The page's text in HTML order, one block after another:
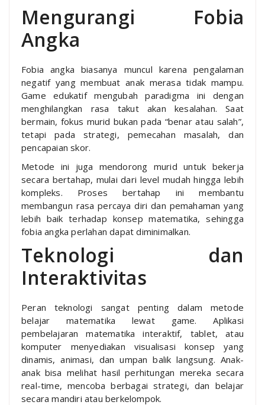
Mengurangi Fobia
Angka
Fobia angka biasanya muncul karena pengalaman
negatif yang membuat anak merasa tidak mampu.
Game edukatif mengubah paradigma ini dengan
menghilangkan rasa takut akan kesalahan. Saat
bermain, fokus murid bukan pada “benar atau salah”,
tetapi pada strategi, pemecahan masalah, dan
pencapaian skor.
Metode ini juga mendorong murid untuk bekerja
secara bertahap, mulai dari level mudah hingga lebih
kompleks. Proses bertahap ini membantu
membangun rasa percaya diri dan pemahaman yang
lebih baik terhadap konsep matematika, sehingga
fobia angka perlahan dapat diminimalkan.
Teknologi dan
Interaktivitas
Peran teknologi sangat penting dalam metode
belajar matematika lewat game. Aplikasi
pembelajaran matematika interaktif, tablet, atau
komputer menyediakan visualisasi konsep yang
dinamis, animasi, dan umpan balik langsung. Anak-
anak bisa melihat hasil perhitungan mereka secara
real-time, mencoba berbagai strategi, dan belajar
secara mandiri atau berkelompok.